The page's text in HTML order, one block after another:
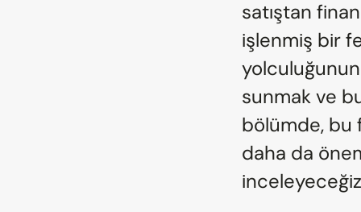
satıştan
işlenmiş bir
sunmak ve
bölümde, bu
daha da